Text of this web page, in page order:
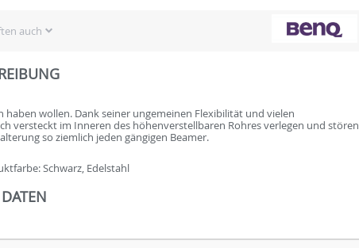
auch
wollen. Dank seiner ungemeinen Flexibilität und vielen
versteckt im Inneren des höhenverstellbaren Rohres verlegen und stören
so ziemlich jeden gängigen Beamer.
Schwarz, Edelstahl